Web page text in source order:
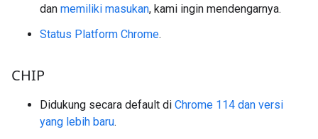
dan memiliki masukan, kami ingin mendengarnya.
Status Platform Chrome.
CHIP
Didukung secara default di Chrome 114 dan versi
yang lebih baru.